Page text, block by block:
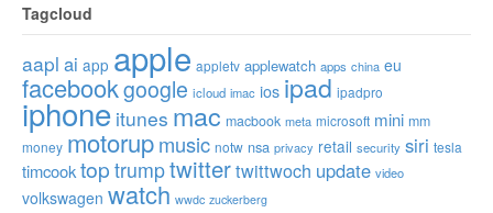
Tagcloud
aapl ai app apple appletv applewatch apps china eu
facebookgoogle icloud imac ios ipad ipadpro
iphone itunes mac macbook meta microsoft mini mm
money motorupmusic notw nsa privacy retail security siri tesla
timcooktop trumptwittertwittwoch update video
volkswagen watch wwdc zuckerberg